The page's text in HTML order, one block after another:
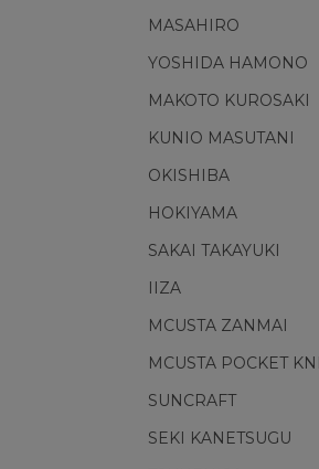
MASAHIRO
YOSHIDA HAMONO
MAKOTO KUROSAKI
KUNIO MASUTANI
OKISHIBA
HOKIYAMA
SAKAI TAKAYUKI
IIZA
MCUSTA ZANMAI
MCUSTA POCKET
SUNCRAFT
SEKI KANETSUGU